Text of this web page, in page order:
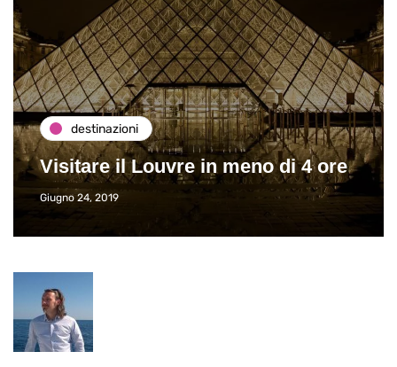
destinazioni
Visitare il Louvre in meno di 4 ore
Giugno 24, 2019